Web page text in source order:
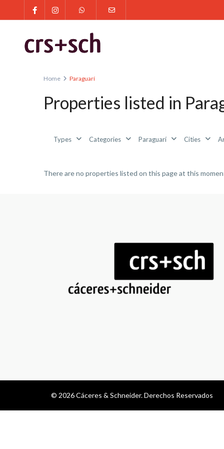
Home Paraguarí
Properties listed in
Types Categories Paraguarí Cities
There are no properties listed on this page at this
© 2026 Cáceres & Schneider. Derechos Reservados